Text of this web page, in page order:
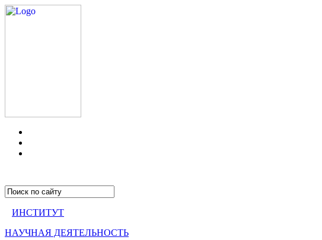
ИНСТИТУТ
НАУЧНАЯ ДЕЯТЕЛЬНОСТЬ